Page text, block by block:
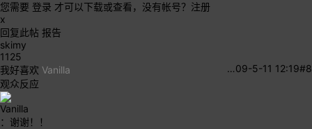
您需要 登录 才可以下载或查看，没有帐号？ 注册
x
回复此帖 报告
skimy
1125
#8
09-5-11 12:19
…
我好喜欢 Vanilla
观众反应
Vanilla
：谢谢！！